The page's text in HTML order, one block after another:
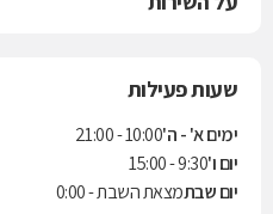
שעות פעילות
ימים א' - ה'10:00 - 21:00
יום ו'9:30 - 15:00
יום שבתמצאת השבת - 0:00